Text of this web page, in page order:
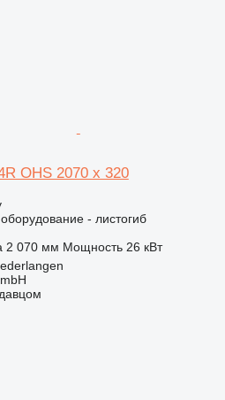
OHS 2070 x 320
- листогиб
2 070 мм Мощность 26 кВт